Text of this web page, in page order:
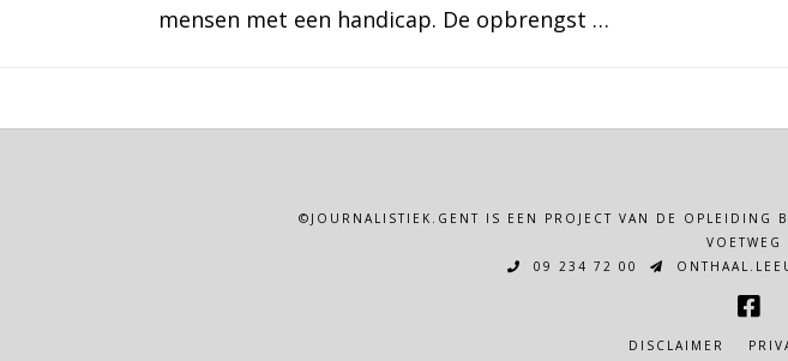
mensen met een handicap. De opbrengst …
©JOURNALISTIEK.GENT IS EEN PROJECT VAN DE OPLEIDING
09 234 72 00
DISCLAIMER